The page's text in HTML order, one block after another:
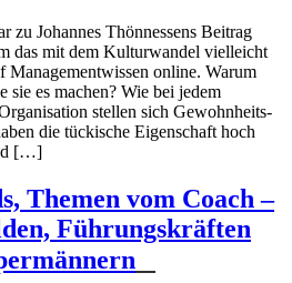
zu Johannes Thönnessens Beitrag
das mit dem Kultur­wandel vielleicht
Manage­m­ent­wissen online. Warum
sie es machen? Wie bei jedem
stellen sich Gewohn­heits­
die tückische Eigen­schaft hoch
[…]
Themen vom Coach –
Führungs­kräften